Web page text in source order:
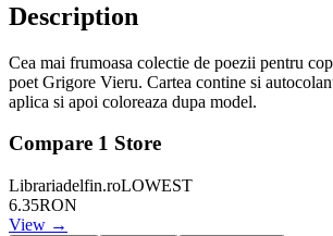
Description
Cea mai frumoasa colectie de poezii pentru
poet Grigore Vieru. Cartea contine si
aplica si apoi coloreaza dupa model.
Compare 1 Store
Librariadelfin.roLOWEST
6.35RON
View →